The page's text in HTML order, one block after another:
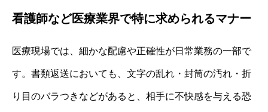
看護師など医療業界で特に求められるマナー
医療現場では、細かな配慮や正確性が日常業務の一部で
す。書類返送においても、文字の乱れ・封筒の汚れ・折
り目のバラつきなどがあると、相手に不快感を与える恐